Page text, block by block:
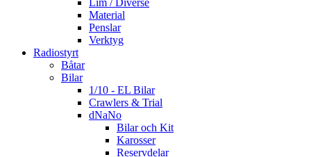
Material
Penslar
Verktyg
Radiostyrt
Båtar
Bilar
1/10 - EL Bilar
Crawlers & Trial
dNaNo
Bilar och Kit
Karosser
Reservdelar